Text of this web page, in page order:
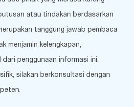
atau tindakan berdasarkan
tanggung jawab pembaca
menjamin kelengkapan,
penggunaan informasi ini.
silakan berkonsultasi dengan